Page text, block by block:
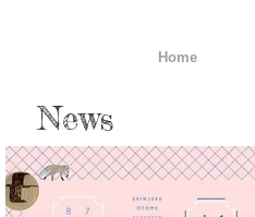
Home
News